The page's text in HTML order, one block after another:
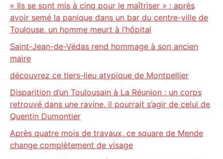
« Ils se sont mis à cinq pour le maîtriser » : après
avoir semé la panique dans un bar du centre-ville de
Toulouse, un homme meurt à l’hôpital
Saint-Jean-de-Védas rend hommage à son ancien
maire
découvrez ce tiers-lieu atypique de Montpellier
Disparition d’un Toulousain à La Réunion : un corps
retrouvé dans une ravine, il pourrait s’agir de celui de
Quentin Dumontier
Après quatre mois de travaux, ce square de Mende
change complètement de visage